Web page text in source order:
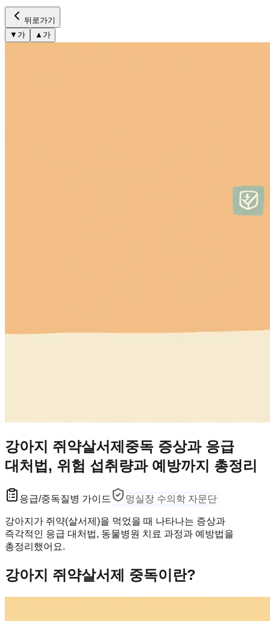
뒤로가기
▼ 가 ▲ 가
강아지 쥐약살서제중독 증상과 응급
대처법, 위험 섭취량과 예방까지 총정리
응급/중독질병 가이드 멍실장 수의학 자문단
강아지가 쥐약(살서제)을 먹었을 때 나타나는 증상과
즉각적인 응급 대처법, 동물병원 치료 과정과 예방법을
총정리했어요.
강아지 쥐약살서제 중독이란?